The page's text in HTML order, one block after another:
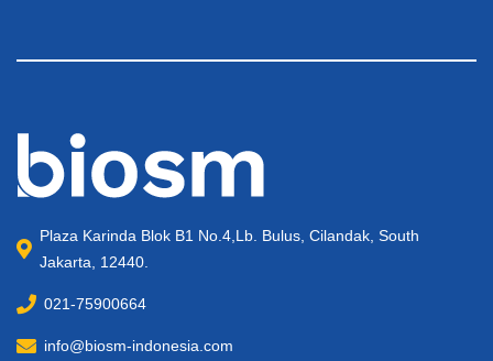
Plaza Karinda Blok B1 No.4,Lb. Bulus, Cilandak, South
Jakarta, 12440.
021-75900664
info@biosm-indonesia.com